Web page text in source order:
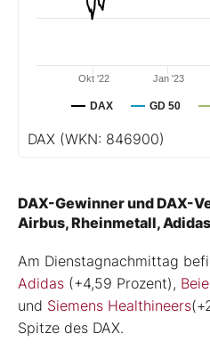
DAX GD 50
Jan '23
Okt '22
DAX (WKN: 846900)
DAX-Gewinner und DAX-
Airbus, Rheinmetall, Adidas
Am Dienstagnachmittag
Adidas (+4,59 Prozent),
und Siemens Healthineers
Spitze des DAX.